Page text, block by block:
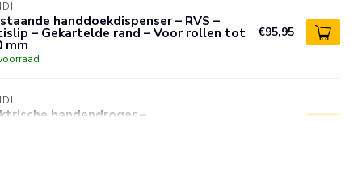
handdoekdispenser – RVS –
– Gekartelde rand – Voor rollen tot
mm
€95,95
handendroger –